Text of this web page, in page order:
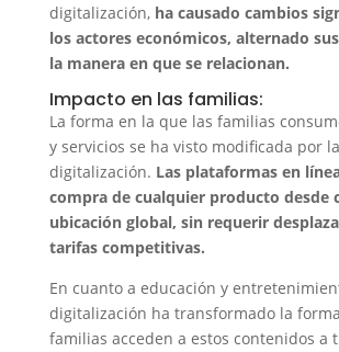
digitalización, ha causado cambios
los actores económicos, alternado
la manera en que se relacionan.
Impacto en las familias:
La forma en la que las familias
y servicios se ha visto modificada por la
digitalización. Las plataformas en
compra de cualquier producto desde
ubicación global, sin requerir
tarifas competitivas.
En cuanto a educación y
digitalización ha transformado la
familias acceden a estos contenidos a